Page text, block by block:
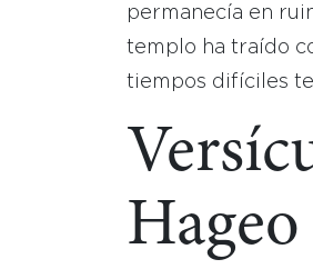
permanecía en
templo ha traído
tiempos difíciles
Hageo